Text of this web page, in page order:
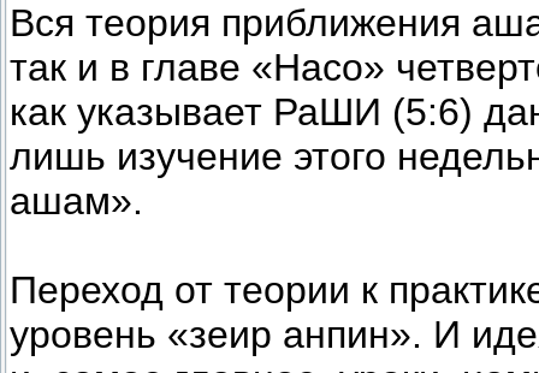
Вся теория приближения
так и в главе «Насо»
как указывает РаШИ (5:6)
лишь изучение этого
ашам».
Переход от теории к
уровень «зеир анпин». И